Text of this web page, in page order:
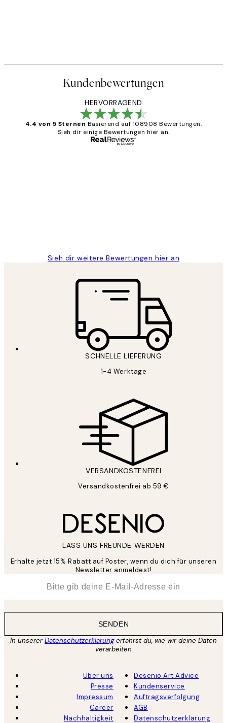
Kundenbewertungen
HERVORRAGEND
4.4 von 5 Sternen Basierend auf 108908 Bewertungen.
Sieh dir einige Bewertungen hier an.
Sieh dir weitere Bewertungen hier an
SCHNELLE LIEFERUNG
1-4 Werktage
VERSANDKOSTENFREI
Versandkostenfrei ab 59 €
LASS UNS FREUNDE WERDEN
Erhalte jetzt 15% Rabatt auf Poster, wenn du dich für unseren
Newsletter anmeldest!
SENDEN
In unsererDatenschutzerklärungerfährst du, wie wir deine Daten
verarbeiten
Über uns
Presse
Impressum
Career
Nachhaltigkeit
Desenio Art Advice
Kundenservice
Auftragsverfolgung
AGB
Datenschutzerklärung